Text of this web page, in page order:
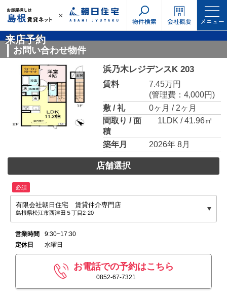
物件検索 会社概要 メニュー
来店予約
お問い合わせ物件
浜乃木レジデンスK 203
賃料
7.45万円
(管理費：4,000円)
敷 / 礼
0ヶ月 / 2ヶ月
間取り / 面
積
1LDK / 41.96㎡
築年月 2026年 8月
店舗選択
必須
有限会社朝日住宅 賃貸仲介専門店
島根県松江市西津田５丁目2-20
営業時間
9:30~17:30
定休日
水曜日
お電話での予約はこちら
0852-67-7321